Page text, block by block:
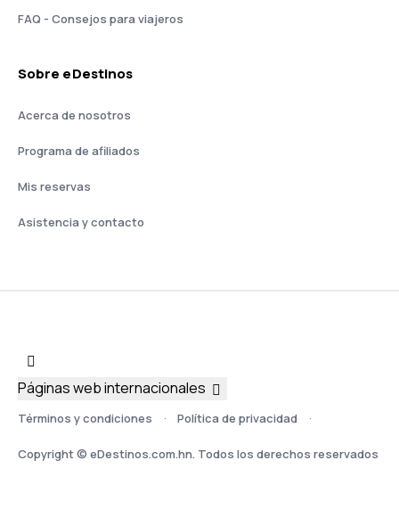
FAQ - Consejos para viajeros
Sobre eDestinos
Acerca de nosotros
Programa de afiliados
Mis reservas
Asistencia y contacto
Términos y condiciones Política de privacidad
Copyright © eDestinos.com.hn. Todos los derechos reservados
Páginas web internacionales